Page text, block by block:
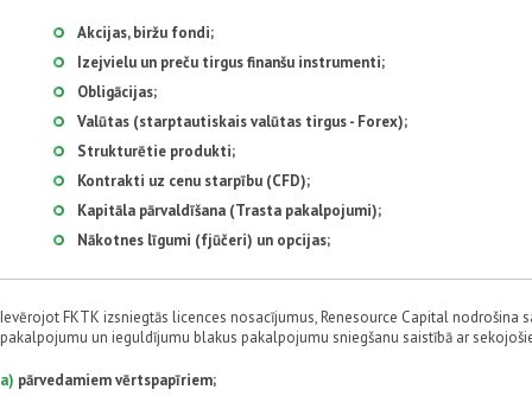
Akcijas, biržu fondi;
Izejvielu un preču tirgus finanšu instrumenti;
Obligācijas;
Valūtas (starptautiskais valūtas tirgus - Forex);
Strukturētie produkti;
Kontrakti uz cenu starpību (CFD);
Kapitāla pārvaldīšana (Trasta pakalpojumi);
Nākotnes līgumi (fjūčeri) un opcijas;
Ievērojot FKTK izsniegtās licences nosacījumus, Renesource Capital nodrošina
pakalpojumu un ieguldījumu blakus pakalpojumu sniegšanu saistībā ar
a) pārvedamiem vērtspapīriem;